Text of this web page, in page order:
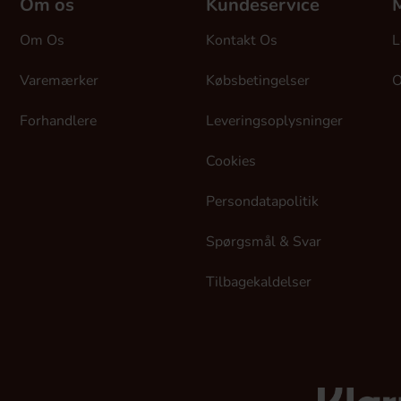
Om os
Om Os
Varemærker
Forhandlere
Kundeservice
Kontakt Os
Købsbetingelser
Leveringsoplysninger
Cookies
Persondatapolitik
Spørgsmål & Svar
Tilbagekaldelser